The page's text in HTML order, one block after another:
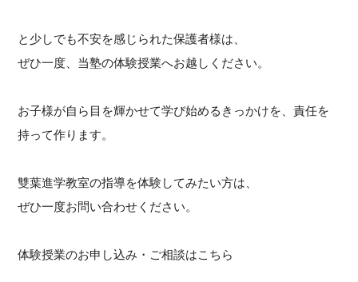
と少しでも不安を感じられた保護者様は、
ぜひ一度、当塾の体験授業へお越しください。
お子様が自ら目を輝かせて学び始めるきっかけを、責任を
持って作ります。
雙葉進学教室の指導を体験してみたい方は、
ぜひ一度お問い合わせください。
体験授業のお申し込み・ご相談はこちら